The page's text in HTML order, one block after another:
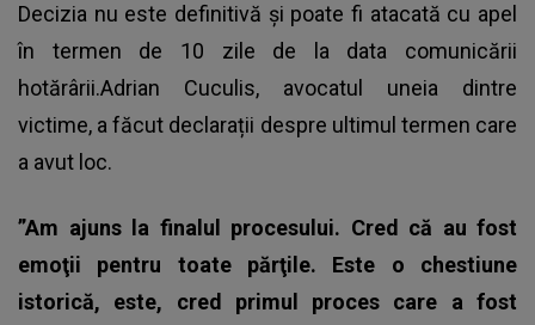
Decizia nu este definitivă şi poate fi atacată cu apel
în termen de 10 zile de la data comunicării
hotărârii.Adrian Cuculis, avocatul uneia dintre
victime, a făcut declarații despre ultimul termen care
a avut loc.
”Am ajuns la finalul procesului. Cred că au fost
emoţii pentru toate părţile. Este o chestiune
istorică, este, cred primul proces care a fost